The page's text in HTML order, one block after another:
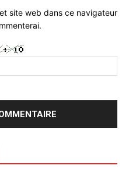
site web dans ce navigateur